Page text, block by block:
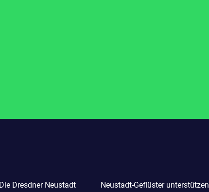
Die Dresdner Neustadt Neustadt-Geflüster unterstützen